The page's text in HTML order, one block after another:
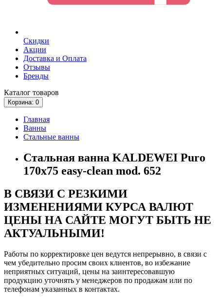
Скидки
Акции
Доставка и Оплата
Отзывы
Бренды
Каталог товаров
Корзина: 0
Главная
Ванны
Стальные ванны
Стальная ванна KALDEWEI Puro
170x75 easy-clean mod. 652
В СВЯЗИ С РЕЗКИМИ
ИЗМЕНЕНИЯМИ КУРСА ВАЛЮТ
ЦЕНЫ НА САЙТЕ МОГУТ БЫТЬ НЕ
АКТУАЛЬНЫМИ!
Работы по корректировке цен ведутся непрерывно, в связи с
чем убедительно просим своих клиентов, во избежание
неприятных ситуаций, цены на заинтересовавшую
продукцию уточнять у менеджеров по продажам или по
телефонам указанных в контактах.